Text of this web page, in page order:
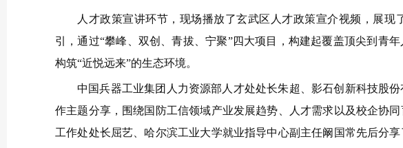
人才政策宣讲环节，现场播放了玄武区人才政策宣介视频，展现
引，通过“攀峰、双创、青拔、宁聚”四大项目，构建起覆盖顶尖到青
构筑“近悦远来”的生态环境。
中国兵器工业集团人力资源部人才处处长朱超、影石创新科技股
作主题分享，围绕国防工信领域产业发展趋势、人才需求以及校企协
工作处处长屈艺、哈尔滨工业大学就业指导中心副主任阚国常先后分